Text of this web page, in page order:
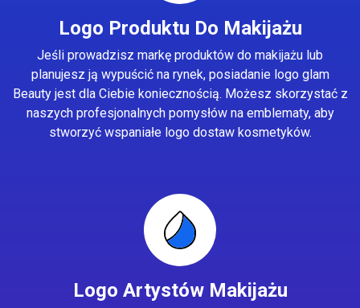
Logo Produktu Do Makijażu
Jeśli prowadzisz markę produktów do makijażu lub
planujesz ją wypuścić na rynek, posiadanie logo glam
Beauty jest dla Ciebie koniecznością. Możesz skorzystać z
naszych profesjonalnych pomysłów na emblematy, aby
stworzyć wspaniałe logo dostaw kosmetyków.
Logo Artystów Makijażu